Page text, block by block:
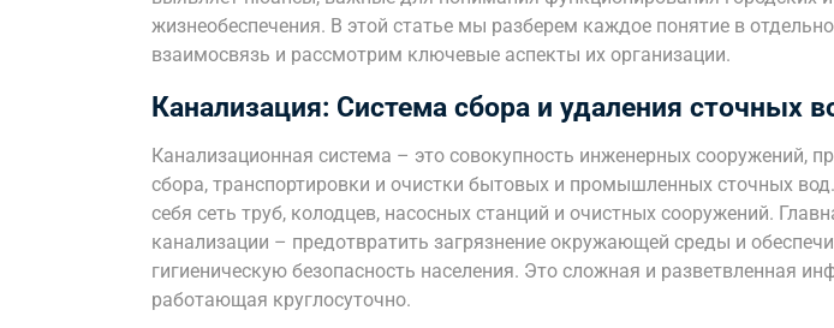
жизнеобеспечения. В этой статье мы разберем каждое понятие в
взаимосвязь и рассмотрим ключевые аспекты их организации.
Канализация: Система сбора и удаления сточных
Канализационная система – это совокупность инженерных сооружений,
сбора, транспортировки и очистки бытовых и промышленных сточных
себя сеть труб, колодцев, насосных станций и очистных сооружений.
канализации – предотвратить загрязнение окружающей среды и
гигиеническую безопасность населения. Это сложная и разветвленная
работающая круглосуточно.